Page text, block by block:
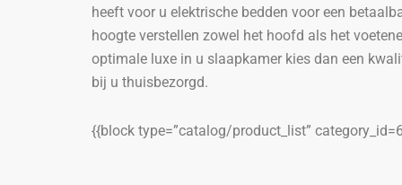
heeft voor u elektrische bedden voor een
hoogte verstellen zowel het hoofd als het
optimale luxe in u slaapkamer kies dan een
bij u thuisbezorgd.
{{block type=”catalog/product_list”